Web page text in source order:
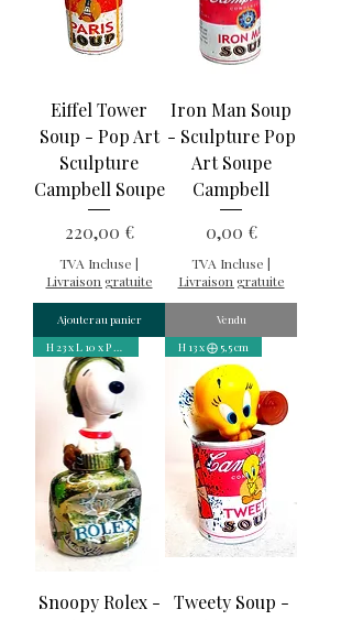
Eiffel Tower
Soup - Pop Art
Sculpture
Campbell Soupe
Prix
220,00 €
TVA Incluse |
Livraison gratuite
Ajouter au panier
Iron Man Soup
- Sculpture Pop
Art Soupe
Campbell
Prix
0,00 €
TVA Incluse |
Livraison gratuite
Vendu
Snoopy Rolex -
H 13 x ⨁ 5,5 cm
Tweety Soup -